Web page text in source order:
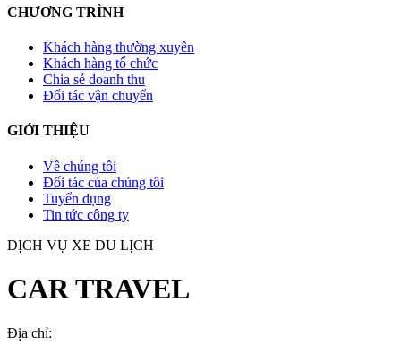
CHƯƠNG TRÌNH
Khách hàng thường xuyên
Khách hàng tổ chức
Chia sẻ doanh thu
Đối tác vận chuyển
GIỚI THIỆU
Về chúng tôi
Đối tác của chúng tôi
Tuyển dụng
Tin tức công ty
DỊCH VỤ XE DU LỊCH
CAR TRAVEL
Địa chỉ: